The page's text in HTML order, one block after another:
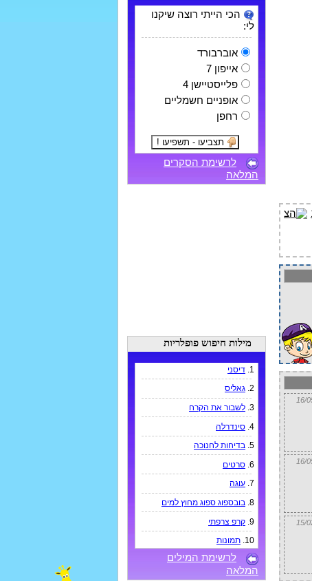
הכי הייתי רוצה שיקנו
לי:
אוברבורד
אייפון 7
פלייסטיישן 4
אופניים חשמליים
רחפן
לרשימת הסקרים
המלאה
מילות חיפוש פופלריות
1. דיסני
2. גאליס
3. לשבור את הקרח
4. סינדרלה
5. בדיחות לחנוכה
6. סרטים
7. עוגה
8. בובספוג ספוג מחוץ למים
9. קרפ צרפתי
10. תמונות
לרשימת המילים
המלאה